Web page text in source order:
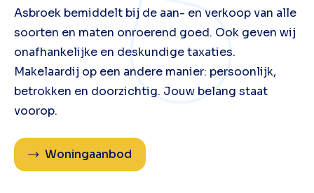
Asbroek bemiddelt bij de aan- en verkoop van alle
soorten en maten onroerend goed. Ook geven wij
onafhankelijke en deskundige taxaties.
Makelaardij op een andere manier: persoonlijk,
betrokken en doorzichtig. Jouw belang staat
voorop.
Woningaanbod